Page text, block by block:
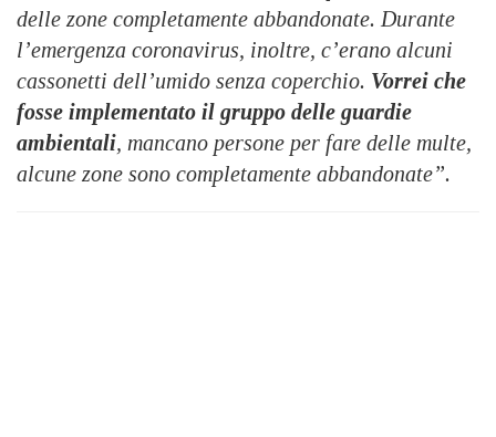
delle zone completamente abbandonate. Durante
l’emergenza coronavirus, inoltre, c’erano alcuni
cassonetti dell’umido senza coperchio. Vorrei che
fosse implementato il gruppo delle guardie
ambientali, mancano persone per fare delle multe,
alcune zone sono completamente abbandonate”.